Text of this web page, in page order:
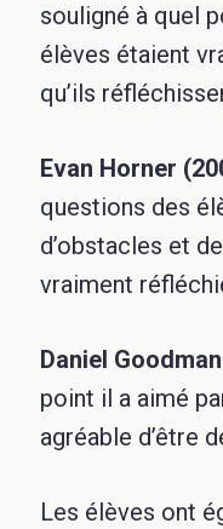
souligné à quel
élèves étaient
qu’ils
Evan Horner
questions des
d’obstacles et
vraiment
Daniel
point il a aimé
agréable d’être
Les élèves ont